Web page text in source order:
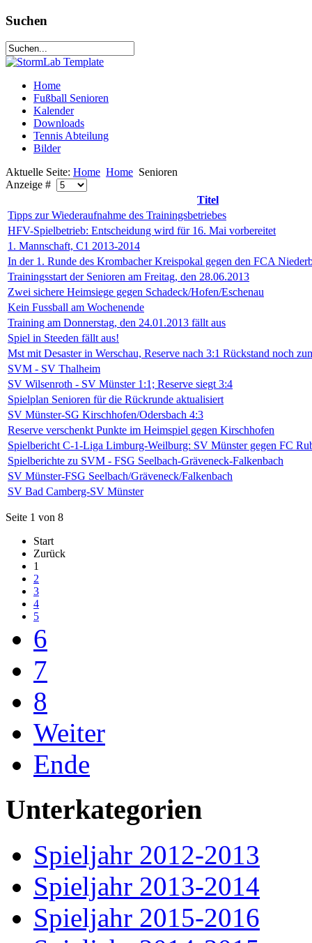
Suchen
Home
Fußball Senioren
Kalender
Downloads
Tennis Abteilung
Bilder
Aktuelle Seite: Home Home Senioren
Anzeige #
Titel
Tipps zur Wiederaufnahme des Trainingsbetriebes
HFV-Spielbetrieb: Entscheidung wird für 16. Mai vorbereitet
1. Mannschaft, C1 2013-2014
In der 1. Runde des Krombacher Kreispokal gegen den FCA
Trainingsstart der Senioren am Freitag, den 28.06.2013
Zwei sichere Heimsiege gegen Schadeck/Hofen/Eschenau
Kein Fussball am Wochenende
Training am Donnerstag, den 24.01.2013 fällt aus
Spiel in Steeden fällt aus!
Mst mit Desaster in Werschau, Reserve nach 3:1 Rückstand noch
SVM - SV Thalheim
SV Wilsenroth - SV Münster 1:1; Reserve siegt 3:4
Spielplan Senioren für die Rückrunde aktualisiert
SV Münster-SG Kirschhofen/Odersbach 4:3
Reserve verschenkt Punkte im Heimspiel gegen Kirschhofen
Spielbericht C-1-Liga Limburg-Weilburg: SV Münster gegen FC
Spielberichte zu SVM - FSG Seelbach-Gräveneck-Falkenbach
SV Münster-FSG Seelbach/Gräveneck/Falkenbach
SV Bad Camberg-SV Münster
Seite 1 von 8
Start
Zurück
1
2
3
4
5
6
7
8
Weiter
Ende
Unterkategorien
Spieljahr 2012-2013
Spieljahr 2013-2014
Spieljahr 2015-2016